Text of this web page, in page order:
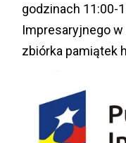
godzinach 11:00-
Impresaryjnego
zbiórka pamiątek